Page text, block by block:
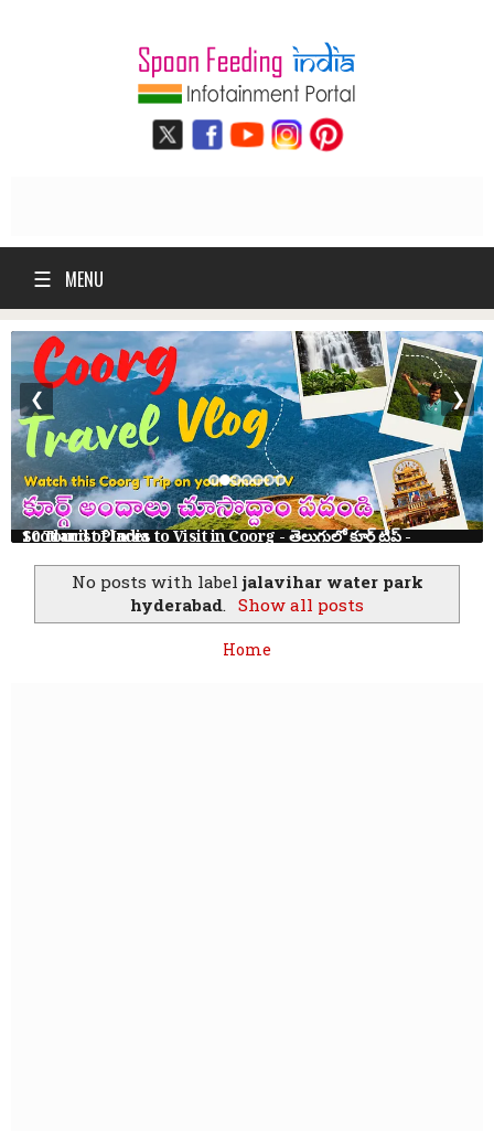
☰ MENU
10 Tourist Places to Visit in Coorg - తెలుగులో కూర్గ్ ట్రిప్ - Scotland of India
❮ ❯
No posts with label jalavihar water park
hyderabad. Show all posts
Home